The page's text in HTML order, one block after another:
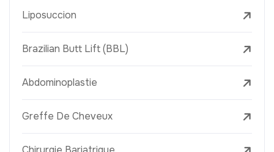
Liposuccion
Brazilian Butt Lift (BBL)
Abdominoplastie
Greffe De Cheveux